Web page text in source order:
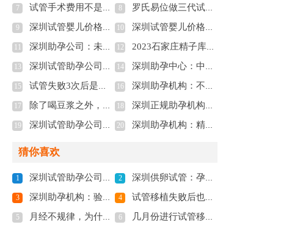
7 试管手术费用不是固定的，与病情、医院等级都有关系 8 罗氏易位做三代试管成功率怎么样，高吗？
9 深圳试管婴儿价格：巧囊如何快速怀孕,3个方法提高巧囊怀孕率 10 深圳试管婴儿价格：胚胎为什么怕高温？怀孕初期这些事情注意一下对备孕比较好
深圳助孕公司：未婚女性去泰国做供精试管价格介绍，附助孕费用明细 12 2023石家庄精子库申请供精试管费用，及流程介绍
13 深圳试管助孕公司：怀孕查血常规是看什么？孕妇血常规检查的项目 14 深圳助孕中心：中医治疗慢性荨麻疹如何改善,中医能根治慢性荨麻疹吗
15 试管失败3次后是否继续？没成功考虑继续治疗的其他选择 16 深圳助孕机构：不要只看到了微刺激促排方案的好处,决定之前一定要了解利弊
17 除了喝豆浆之外，这些食物也可以帮助身体发育出优势卵泡 18 深圳正规助孕机构：上海瑞金医院做供卵试管排队时间公布，这些条件也必须满足
19 深圳试管助孕公司：4价甲流感疫苗接种后长期有效吗？了解副作用和禁忌 20 深圳助孕机构：精子库申请流程揭秘，先了解这些必要条件！
猜你喜欢
1 深圳试管助孕公司：想让促排流程起的作用更大最好注意这些，早了解早起作用 2 深圳供卵试管：孕中期胎停的原因有哪些，胎停多半和这三点有关
3 深圳助孕机构：验孕之前需要注意的事情，你都了解了吗 4 试管移植失败后也会有表现，心大的你赶紧留意起来
5 月经不规律，为什么同房后月经会推迟？ 6 几月份进行试管移植最好？成功率虽然差不多，但这些方面要好不少